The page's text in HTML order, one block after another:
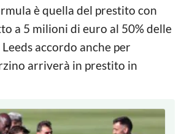
è quella del prestito con
a 5 milioni di euro al 50% delle
accordo anche per
arriverà in prestito in